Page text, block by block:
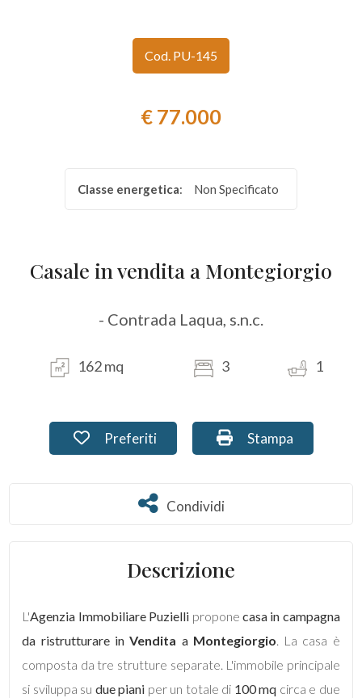
Cod. PU-145
€ 77.000
Classe energetica: Non Specificato
Casale in vendita a Montegiorgio
- Contrada Laqua, s.n.c.
162 mq 3 1
Preferiti: Cod. PU-145
Preferiti Stampa: Cod. PU-
Stampa
Condividi
Condividi
Descrizione
L'Agenzia Immobiliare Puzielli propone casa in campagna
da ristrutturare inVendita a Montegiorgio. La casa è
composta da tre strutture separate. L'immobile principale
si sviluppa su due piani per un totale di 100 mq circa e due
multiscelta
Residenziali